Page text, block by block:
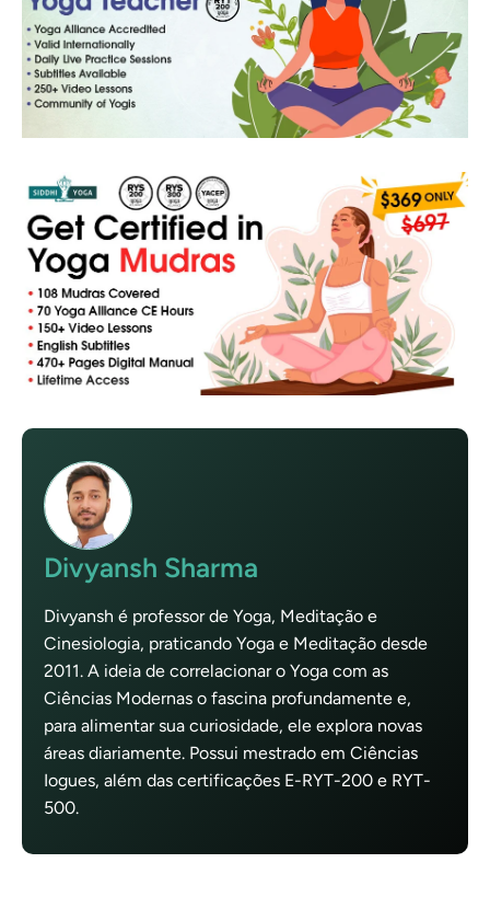
Divyansh Sharma
Divyansh é professor de Yoga, Meditação e
Cinesiologia, praticando Yoga e Meditação desde
2011. A ideia de correlacionar o Yoga com as
Ciências Modernas o fascina profundamente e,
para alimentar sua curiosidade, ele explora novas
áreas diariamente. Possui mestrado em Ciências
Iogues, além das certificações E-RYT-200 e RYT-
500.